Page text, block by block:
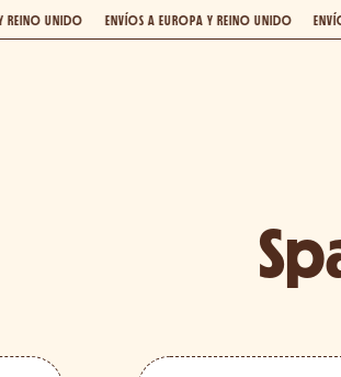
ENVÍOS A EUROPA Y REINO UNIDO ENVÍOS A EUROPA Y